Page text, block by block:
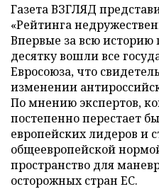
Газета ВЗГЛЯД
«Рейтинга
Впервые за всю историю
десятку вошли все
Евросоюза, что
изменении
По мнению экспертов,
постепенно перестает
европейских лидеров и
общеевропейской
пространство для
осторожных стран ЕС.